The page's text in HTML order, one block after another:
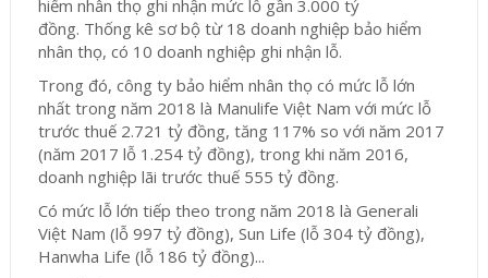
hiểm nhân thọ ghi nhận mức lỗ gần 3.000 tỷ
đồng. Thống kê sơ bộ từ 18 doanh nghiệp bảo hiểm
nhân thọ, có 10 doanh nghiệp ghi nhận lỗ.
Trong đó, công ty bảo hiểm nhân thọ có mức lỗ lớn
nhất trong năm 2018 là Manulife Việt Nam với mức lỗ
trước thuế 2.721 tỷ đồng, tăng 117% so với năm 2017
(năm 2017 lỗ 1.254 tỷ đồng), trong khi năm 2016,
doanh nghiệp lãi trước thuế 555 tỷ đồng.
Có mức lỗ lớn tiếp theo trong năm 2018 là Generali
Việt Nam (lỗ 997 tỷ đồng), Sun Life (lỗ 304 tỷ đồng),
Hanwha Life (lỗ 186 tỷ đồng)...